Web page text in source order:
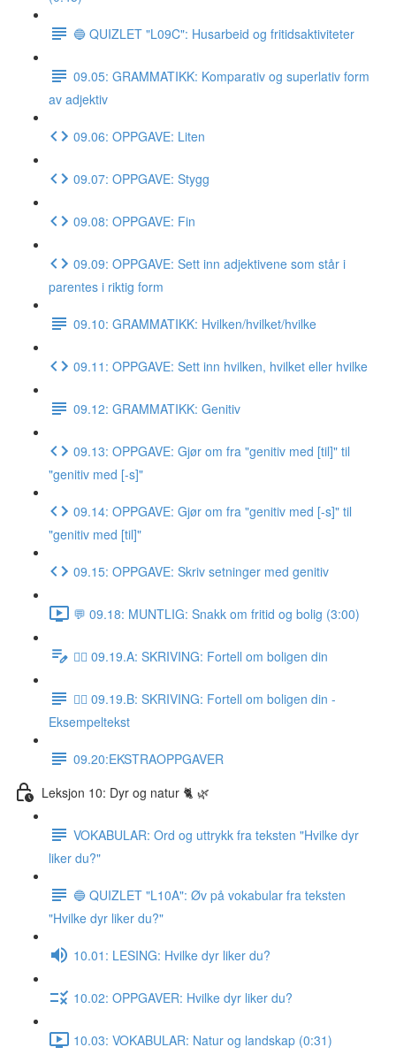
🔵 QUIZLET "L09C": Husarbeid og fritidsaktiviteter
09.05: GRAMMATIKK: Komparativ og superlativ form
av adjektiv
09.06: OPPGAVE: Liten
09.07: OPPGAVE: Stygg
09.08: OPPGAVE: Fin
09.09: OPPGAVE: Sett inn adjektivene som står i
parentes i riktig form
09.10: GRAMMATIKK: Hvilken/hvilket/hvilke
09.11: OPPGAVE: Sett inn hvilken, hvilket eller hvilke
09.12: GRAMMATIKK: Genitiv
09.13: OPPGAVE: Gjør om fra "genitiv med [til]" til
"genitiv med [-s]"
09.14: OPPGAVE: Gjør om fra "genitiv med [-s]" til
"genitiv med [til]"
09.15: OPPGAVE: Skriv setninger med genitiv
💬 09.18: MUNTLIG: Snakk om fritid og bolig (3:00)
✍🏼 09.19.A: SKRIVING: Fortell om boligen din
✍🏼 09.19.B: SKRIVING: Fortell om boligen din -
Eksempeltekst
09.20:EKSTRAOPPGAVER
Leksjon 10: Dyr og natur 🐈 🌿
VOKABULAR: Ord og uttrykk fra teksten "Hvilke dyr
liker du?"
🔵 QUIZLET "L10A": Øv på vokabular fra teksten
"Hvilke dyr liker du?"
10.01: LESING: Hvilke dyr liker du?
10.02: OPPGAVER: Hvilke dyr liker du?
10.03: VOKABULAR: Natur og landskap (0:31)